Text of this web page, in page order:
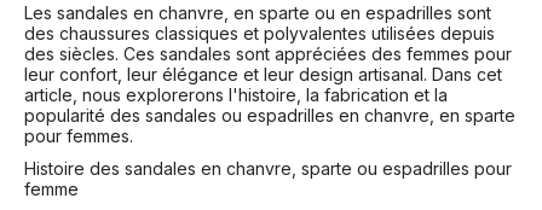
Les sandales en chanvre, en sparte ou en espadrilles sont
des chaussures classiques et polyvalentes utilisées depuis
des siècles. Ces sandales sont appréciées des femmes pour
leur confort, leur élégance et leur design artisanal. Dans cet
article, nous explorerons l'histoire, la fabrication et la
popularité des sandales ou espadrilles en chanvre, en sparte
pour femmes.
Histoire des sandales en chanvre, sparte ou espadrilles pour
femme